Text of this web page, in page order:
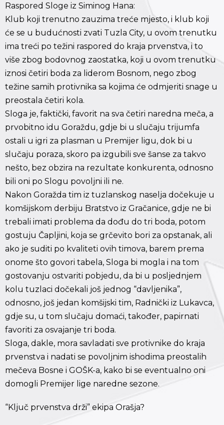
Raspored Sloge iz Siminog Hana:
Klub koji trenutno zauzima treće mjesto, i klub koji
će se u budućnosti zvati Tuzla City, u ovom trenutku
ima treći po težini raspored do kraja prvenstva, i to
više zbog bodovnog zaostatka, koji u ovom trenutku
iznosi četiri boda za liderom Bosnom, nego zbog
težine samih protivnika sa kojima će odmjeriti snage u
preostala četiri kola.
Sloga je, faktički, favorit na sva četiri naredna meča, a
prvobitno idu Goraždu, gdje bi u slučaju trijumfa
ostali u igri za plasman u Premijer ligu, dok bi u
slučaju poraza, skoro pa izgubili sve šanse za takvo
nešto, bez obzira na rezultate konkurenta, odnosno
bili oni po Slogu povoljni ili ne.
Nakon Goražda tim iz tuzlanskog naselja dočekuje u
komšijskom derbiju Bratstvo iz Gračanice, gdje ne bi
trebali imati problema da dođu do tri boda, potom
gostuju Čapljini, koja se grčevito bori za opstanak, ali
ako je suditi po kvaliteti ovih timova, barem prema
onome što govori tabela, Sloga bi mogla i na tom
gostovanju ostvariti pobjedu, da bi u posljednjem
kolu tuzlaci dočekali još jednog “davljenika”,
odnosno, još jedan komšijski tim, Radnički iz Lukavca,
gdje su, u tom slučaju domaći, također, papirnati
favoriti za osvajanje tri boda.
Sloga, dakle, mora savladati sve protivnike do kraja
prvenstva i nadati se povoljnim ishodima preostalih
mečeva Bosne i GOŠK-a, kako bi se eventualno oni
domogli Premijer lige naredne sezone.
“Ključ prvenstva drži” ekipa Orašja?